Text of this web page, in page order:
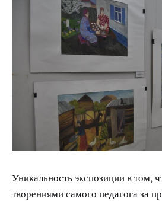
Уникальность экспозиции в том,
творениями самого педагога за